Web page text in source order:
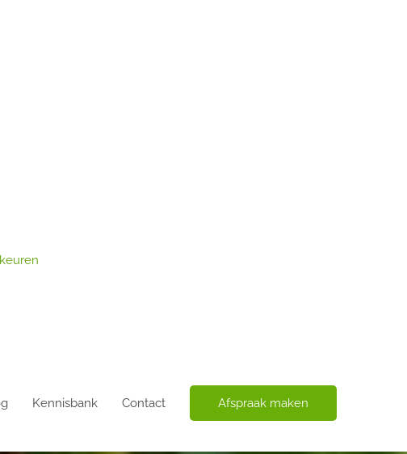
Kennisbank Contact Afspraak maken